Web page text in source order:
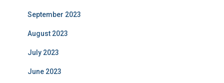
September 2023
August 2023
July 2023
June 2023